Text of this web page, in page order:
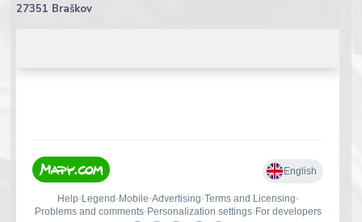
27351 Braškov